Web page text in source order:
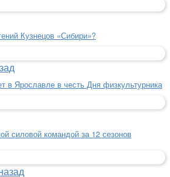
Кузнецов «Сибири»?
в Ярославле в честь Дня физкультурника
силовой командой за 12 сезонов